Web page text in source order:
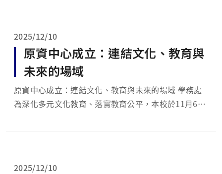
2025/12/10
原資中心成立：連結文化、教育與
未來的場域
原資中心成立：連結文化、教育與未來的場域 學務處
為深化多元文化教育、落實教育公平，本校於11月6日
開展「原生彩虹──排灣族藝術家吳信和畫展」，以藝
2025/12/10